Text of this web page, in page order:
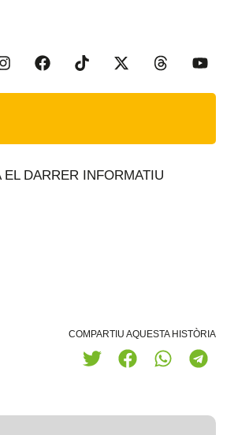
EL DARRER INFORMATIU
COMPARTIU AQUESTA HISTÒRIA